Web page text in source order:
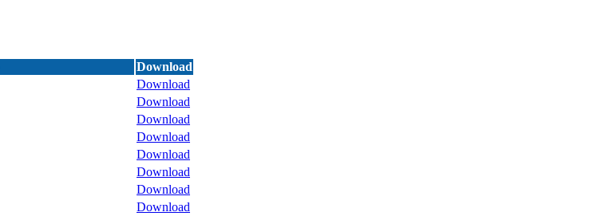
Download
Download
Download
Download
Download
Download
Download
Download
Download